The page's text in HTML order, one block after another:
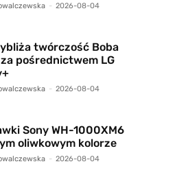
- 2026-08-04
twórczość Boba
pośrednictwem LG
- 2026-08-04
Sony WH-1000XM6
oliwkowym kolorze
- 2026-08-04